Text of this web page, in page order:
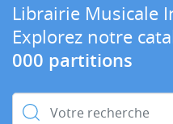
Librairie Musicale
Explorez notre
000 partitions
Rechercher :